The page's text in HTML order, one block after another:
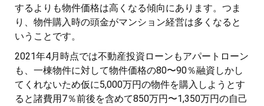
するよりも物件価格は高くなる傾向にあります。つま
り、物件購入時の頭金がマンション経営は多くなると
いうことです。
2021年4月時点では不動産投資ローンもアパートローン
も、一棟物件に対して物件価格の80〜90％融資しかし
てくれないため仮に5,000万円の物件を購入しようとす
ると諸費用7％前後を含めて850万円〜1,350万円の自己